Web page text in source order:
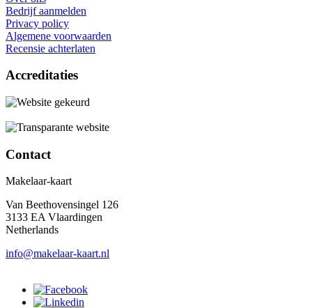
Bedrijf aanmelden
Privacy policy
Algemene voorwaarden
Recensie achterlaten
Accreditaties
Contact
Makelaar-kaart
Van Beethovensingel 126
3133 EA Vlaardingen
Netherlands
info@makelaar-kaart.nl